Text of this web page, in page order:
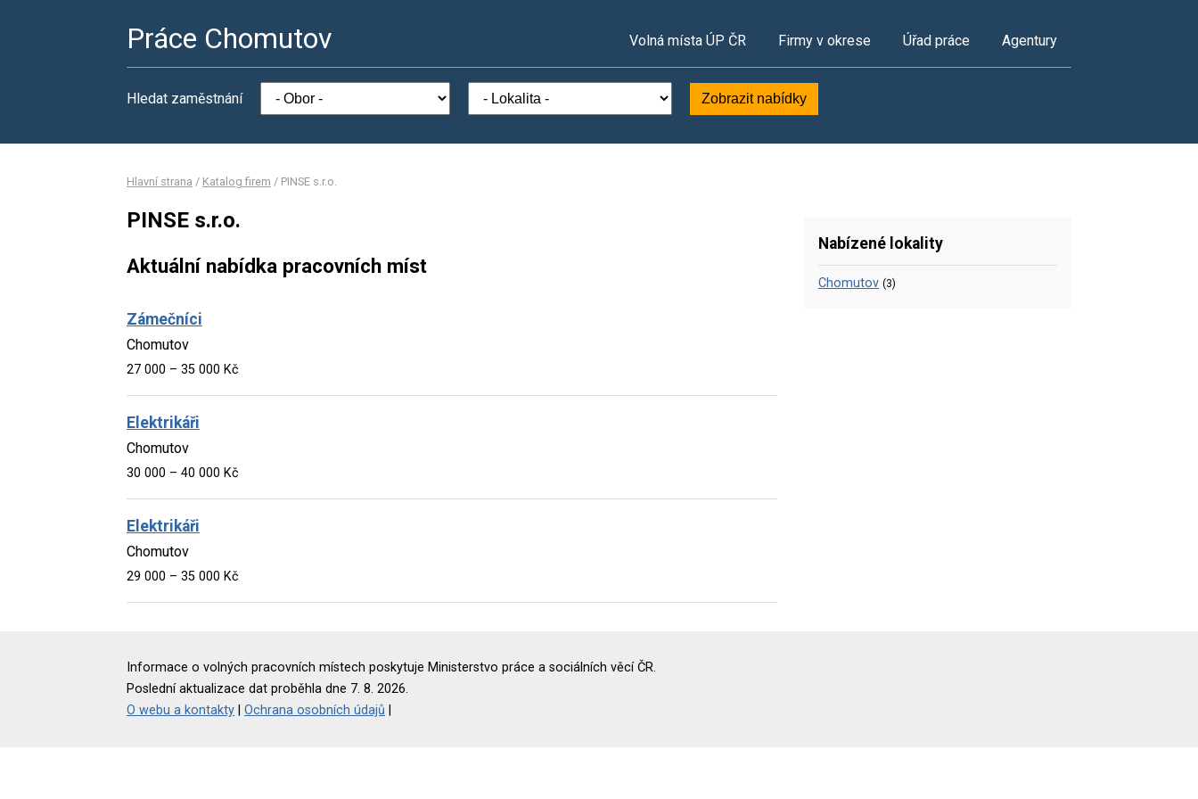
Práce Chomutov Volná místa ÚP ČR Firmy v okrese Úřad práce Agentury
Hledat zaměstnání Zobrazit nabídky
Hlavní strana / Katalog firem / PINSE s.r.o.
PINSE s.r.o.
Aktuální nabídka pracovních míst
Zámečníci
Chomutov
27 000 – 35 000 Kč
Elektrikáři
Chomutov
30 000 – 40 000 Kč
Elektrikáři
Chomutov
29 000 – 35 000 Kč
Nabízené lokality
Chomutov (3)
Informace o volných pracovních místech poskytuje Ministerstvo práce a sociálních věcí ČR.
Poslední aktualizace dat proběhla dne 7. 8. 2026.
O webu a kontakty
Ochrana osobních údajů